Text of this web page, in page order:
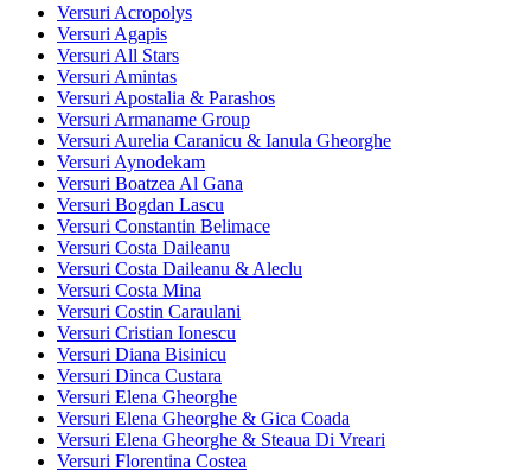
Versuri Acropolys
Versuri Agapis
Versuri All Stars
Versuri Amintas
Versuri Apostalia & Parashos
Versuri Armaname Group
Versuri Aurelia Caranicu & Ianula Gheorghe
Versuri Aynodekam
Versuri Boatzea Al Gana
Versuri Bogdan Lascu
Versuri Constantin Belimace
Versuri Costa Daileanu
Versuri Costa Daileanu & Aleclu
Versuri Costa Mina
Versuri Costin Caraulani
Versuri Cristian Ionescu
Versuri Diana Bisinicu
Versuri Dinca Custara
Versuri Elena Gheorghe
Versuri Elena Gheorghe & Gica Coada
Versuri Elena Gheorghe & Steaua Di Vreari
Versuri Florentina Costea